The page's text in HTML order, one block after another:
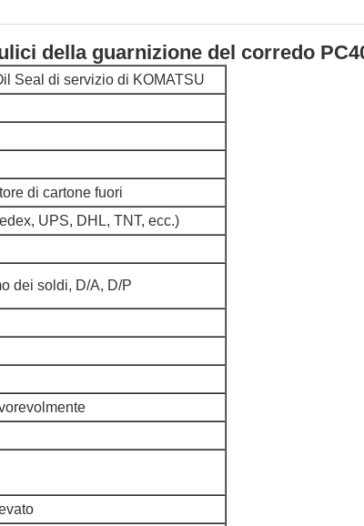
della guarnizione del corredo
Seal di servizio di KOMATSU
di cartone fuori
UPS, DHL, TNT, ecc.)
dei soldi, D/A, D/P